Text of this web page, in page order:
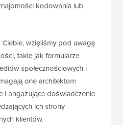
kodowania lub
wzięliśmy pod uwagę
takie jak formularze
społecznościowych i
one architektom
i angażujące doświadczenie
ich strony
klientów.